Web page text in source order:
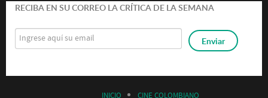
RECIBA EN SU CORREO LA CRÍTICA DE LA SEMANA
INICIO
CINE COLOMBIANO